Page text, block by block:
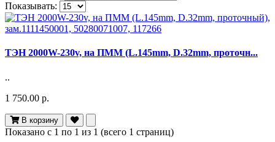
Показывать:
ТЭН 2000W-230v, на ПММ (L.145mm, D.32mm, проточн...
..
1 750.00 р.
В корзину
Показано с 1 по 1 из 1 (всего 1 страниц)